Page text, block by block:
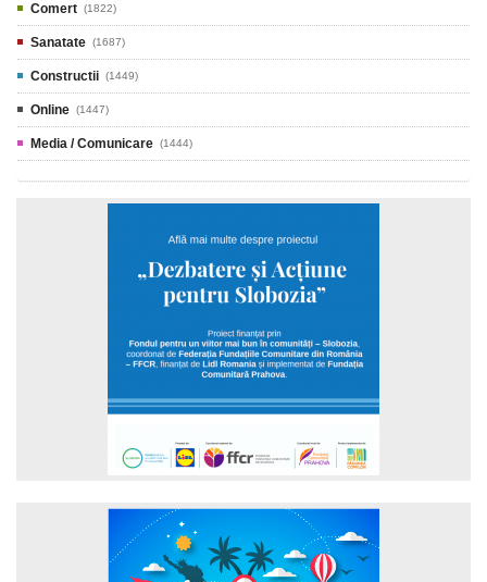
Comert (1822)
Sanatate (1687)
Constructii (1449)
Online (1447)
Media / Comunicare (1444)